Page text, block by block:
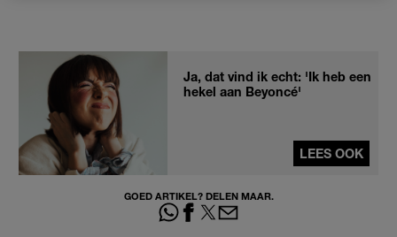
Ja, dat vind ik echt: 'Ik heb een
hekel aan Beyoncé'
LEES OOK
GOED ARTIKEL? DELEN MAAR.